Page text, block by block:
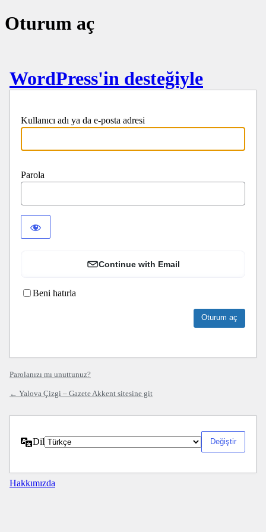
Oturum aç
WordPress'in desteğiyle
Kullanıcı adı ya da e-posta adresi
Parola
Continue with Email
Beni hatırla
Parolanızı mı unuttunuz?
← Yalova Çizgi – Gazete Akkent sitesine git
Dil
Hakkımızda